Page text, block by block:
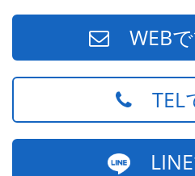
WEBで
TEL
LINE